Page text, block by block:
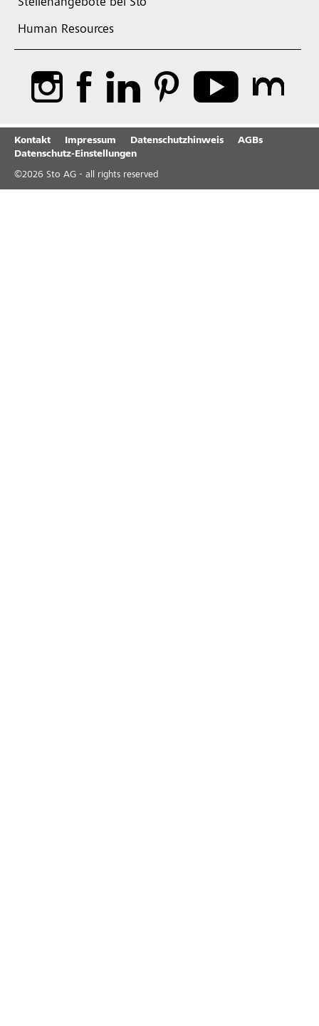
Stellenangebote bei Sto
Human Resources
Kontakt Impressum Datenschutzhinweis
AGBs
Datenschutz-Einstellungen
©2026 Sto AG - all rights reserved